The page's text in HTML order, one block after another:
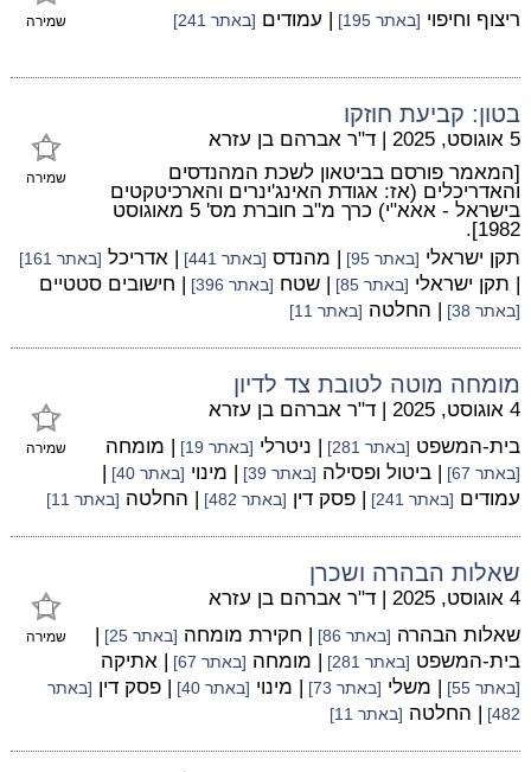
שמירה ריצוף וחיפוי [באתר 195] | עמודים [באתר 241]
בטון: קביעת חוזקו
שמירה
5 אוגוסט, 2025 | ד"ר אברהם בן עזרא
[המאמר פורסם בביטאון לשכת המהנדסים
והאדריכלים (אז: אגודת האינג'ינרים והארכיטקטים
בישראל - אאא"י) כרך מ"ב חוברת מס' 5 מאוגוסט
1982].
תקן ישראלי [באתר 95] | מהנדס [באתר 441] | אדריכל [באתר 161]
| תקן ישראלי [באתר 85] | שטח [באתר 396] | חישובים סטטיים
[באתר 38] | החלטה [באתר 11]
מומחה מוטה לטובת צד לדיון
שמירה
4 אוגוסט, 2025 | ד"ר אברהם בן עזרא
בית-המשפט [באתר 281] | ניטרלי [באתר 19] | מומחה
[באתר 67] | ביטול ופסילה [באתר 39] | מינוי [באתר 40]
|
עמודים [באתר 241] | פסק דין [באתר 482] | החלטה [באתר 11]
שאלות הבהרה ושכרן
שמירה
4 אוגוסט, 2025 | ד"ר אברהם בן עזרא
שאלות הבהרה [באתר 86] | חקירת מומחה [באתר 25]
|
בית-המשפט [באתר 281] | מומחה [באתר 67] | אתיקה
[באתר 55] | משלי [באתר 73] | מינוי [באתר 40] | פסק דין [באתר
482]
| החלטה [באתר 11]